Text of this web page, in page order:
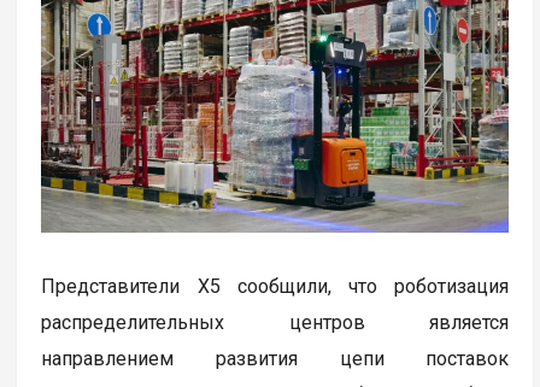
Представители X5 сообщили, что роботизация
распределительных центров является
направлением развития цепи поставок